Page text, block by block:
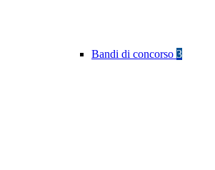
Bandi di concorso 3